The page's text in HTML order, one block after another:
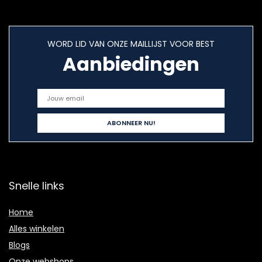
WORD LID VAN ONZE MAILLIJST VOOR BEST
Aanbiedingen
Snelle links
Home
Alles winkelen
Blogs